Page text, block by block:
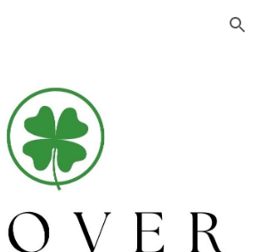
Skip to navigation